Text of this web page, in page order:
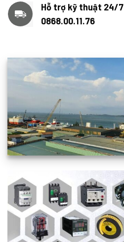
Hỗ trợ kỹ thuật 24/7
0868.00.11.76